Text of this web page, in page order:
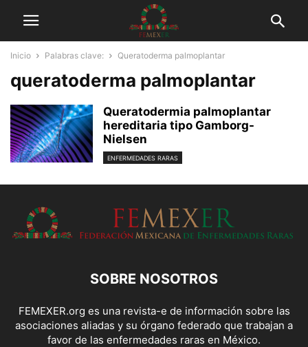
Inicio Palabras clave: Queratoderma palmoplantar
queratoderma palmoplantar
Queratodermia palmoplantar
hereditaria tipo Gamborg-
Nielsen
ENFERMEDADES RARAS
SOBRE NOSOTROS
FEMEXER.org es una revista-e de información sobre las
asociaciones aliadas y su órgano federado que trabajan a
favor de las enfermedades raras en México.